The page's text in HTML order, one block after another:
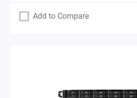
Add to Compare